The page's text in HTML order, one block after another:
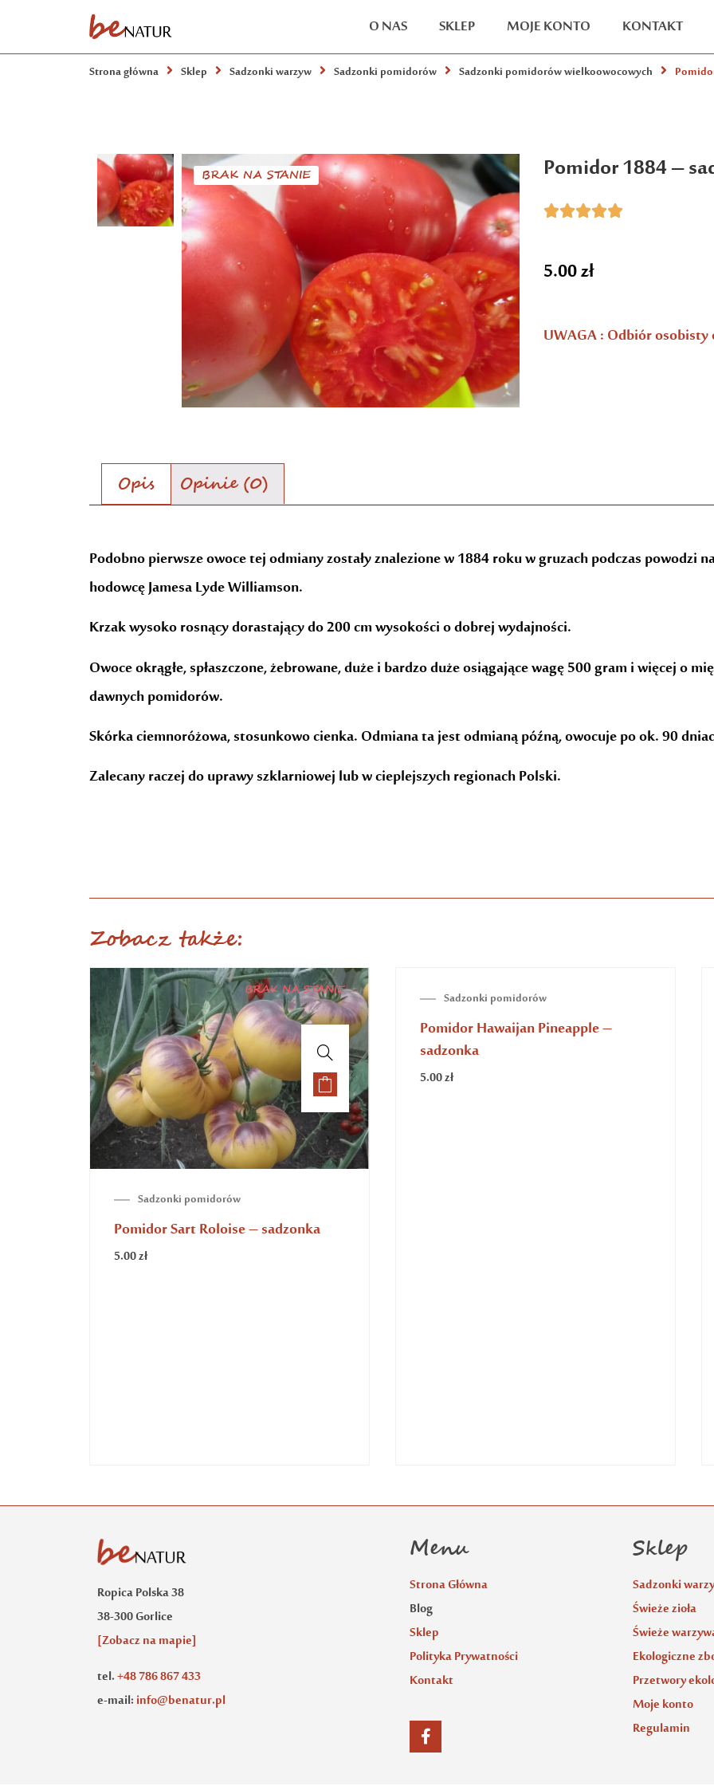
O NAS SKLEP MOJE KONTO KONTAKT
Strona główna Sklep Sadzonki warzyw Sadzonki pomidorów Sadzonki pomidorów wielkoowocowych
BRAK NA STANIE Pomidor 1884 –

5.00zł
UWAGA : Odbiór osobisty
Opis Opinie (0)
Podobno pierwsze owoce tej odmiany zostały znalezione w 1884 roku w gruzach podczas powodzi
hodowcę Jamesa Lyde Williamson.
Krzak wysoko rosnący dorastający do 200 cm wysokości o dobrej wydajności.
Owoce okrągłe, spłaszczone, żebrowane, duże i bardzo duże osiągające wagę 500 gram i więcej o
dawnych pomidorów.
Skórka ciemnoróżowa, stosunkowo cienka. Odmiana ta jest odmianą późną, owocuje po ok. 90
Zalecany raczej do uprawy szklarniowej lub w cieplejszych regionach Polski.
Zobacz także:
BRAK NA STANIE
Sadzonki pomidorów
Pomidor “Kanadyjczyk” – sadzonka
5.00zł
Ropica Polska 38
38-300 Gorlice
[Zobacz na mapie]
tel.+48 786 867 433
e-mail: info@benatur.pl
Menu
Strona Główna
Blog
Sklep
Polityka Prywatności
Kontakt
Sklep
Sadzonki
Świeże zioła
Świeże
Ekologiczne
Przetwory
Moje konto
Regulamin